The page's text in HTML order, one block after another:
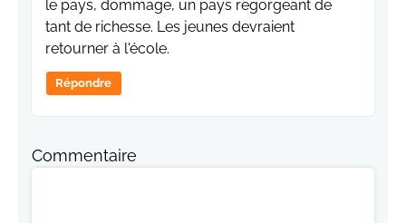
le pays, dommage, un pays regorgeant de
tant de richesse. Les jeunes devraient
retourner à l'école.
Répondre
Commentaire